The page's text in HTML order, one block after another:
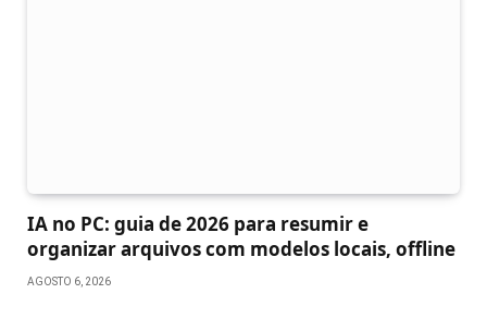
IA no PC: guia de 2026 para resumir e
organizar arquivos com modelos locais, offline
AGOSTO 6, 2026